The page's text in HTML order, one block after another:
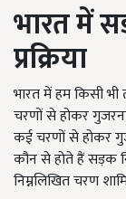
भारत में
प्रक्रिया
भारत में हम किसी
चरणों से होकर
कई चरणों से होकर
कौन से होते हैं सड़क
निम्नलिखित चरण